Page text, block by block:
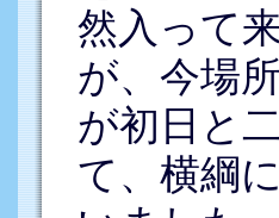
然入って
が、今場
が初日と
て、横綱